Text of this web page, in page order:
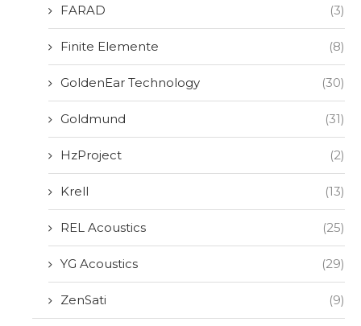
FARAD (3)
Finite Elemente (8)
GoldenEar Technology (30)
Goldmund (31)
HzProject (2)
Krell (13)
REL Acoustics (25)
YG Acoustics (29)
ZenSati (9)